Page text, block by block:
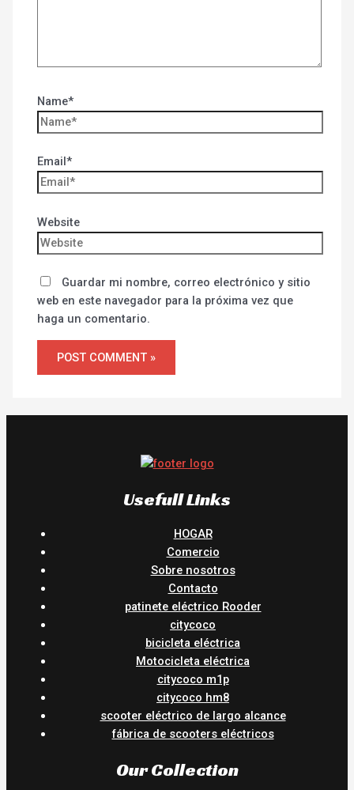
Name*
Email*
Website
Guardar mi nombre, correo electrónico y sitio
web en este navegador para la próxima vez que
haga un comentario.
Usefull Links
HOGAR
Comercio
Sobre nosotros
Contacto
patinete eléctrico Rooder
citycoco
bicicleta eléctrica
Motocicleta eléctrica
citycoco m1p
citycoco hm8
scooter eléctrico de largo alcance
fábrica de scooters eléctricos
Our Collection